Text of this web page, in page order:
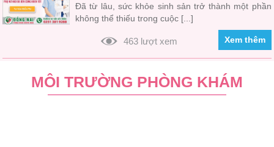
Đã từ lâu, sức khỏe sinh sản trở thành một phần
không thể thiếu trong cuộc [...]
463 lượt xem Xem thêm
MÔI TRƯỜNG PHÒNG KHÁM